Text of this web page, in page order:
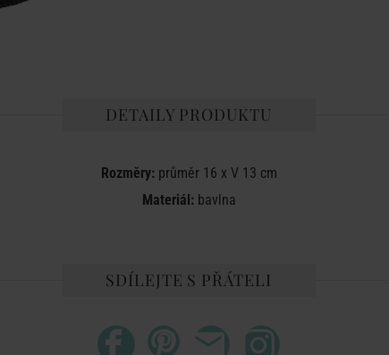
DETAILY PRODUKTU
Rozměry: průměr 16 x V 13 cm
Materiál: bavlna
SDÍLEJTE S PŘÁTELI